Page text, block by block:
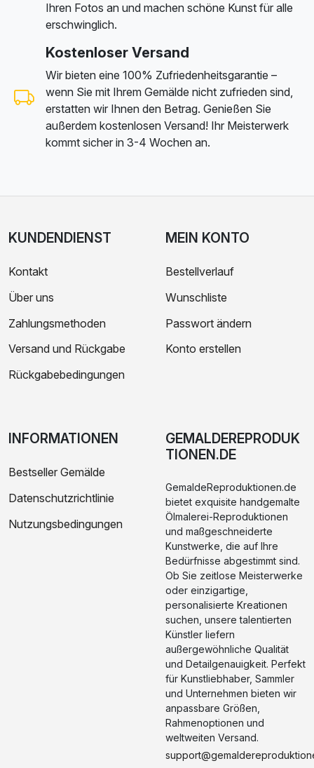
Ihren Fotos an und machen schöne Kunst für alle
erschwinglich.
Kostenloser Versand
Wir bieten eine 100% Zufriedenheitsgarantie –
wenn Sie mit Ihrem Gemälde nicht zufrieden sind,
erstatten wir Ihnen den Betrag. Genießen Sie
außerdem kostenlosen Versand! Ihr Meisterwerk
kommt sicher in 3-4 Wochen an.
KUNDENDIENST
Kontakt
Über uns
Zahlungsmethoden
Versand und Rückgabe
Rückgabebedingungen
MEIN KONTO
Bestellverlauf
Wunschliste
Passwort ändern
Konto erstellen
INFORMATIONEN
Bestseller Gemälde
Datenschutzrichtlinie
Nutzungsbedingungen
GEMALDEREPRODUK
TIONEN.DE
GemaldeReproduktionen.de
bietet exquisite handgemalte
Ölmalerei-Reproduktionen
und maßgeschneiderte
Kunstwerke, die auf Ihre
Bedürfnisse abgestimmt sind.
Ob Sie zeitlose Meisterwerke
oder einzigartige,
personalisierte Kreationen
suchen, unsere talentierten
Künstler liefern
außergewöhnliche Qualität
und Detailgenauigkeit. Perfekt
für Kunstliebhaber, Sammler
und Unternehmen bieten wir
anpassbare Größen,
Rahmenoptionen und
weltweiten Versand.